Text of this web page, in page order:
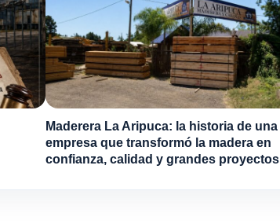
Maderera La Aripuca: la historia de una
empresa que transformó la madera en
confianza, calidad y grandes proyectos